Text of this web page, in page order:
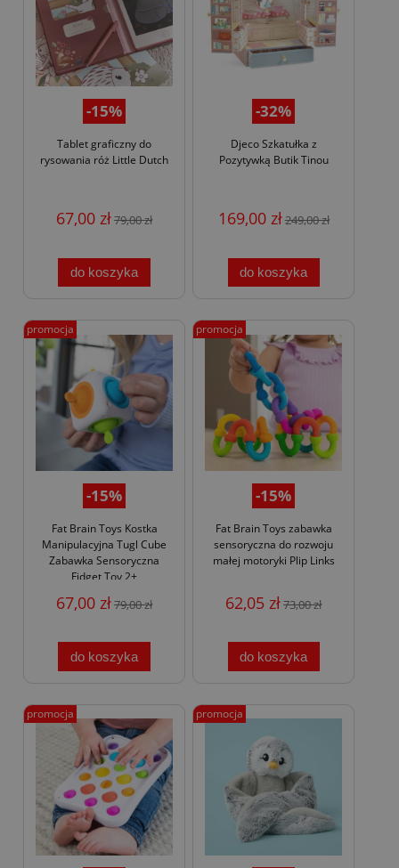
-15%
Tablet graficzny do
rysowania róż Little Dutch
67,00 zł79,00 zł
do koszyka
-32%
Djeco Szkatułka z
Pozytywką Butik Tinou
169,00 zł249,00 zł
do koszyka
-15%
Fat Brain Toys Kostka
Manipulacyjna Tugl Cube
Zabawka Sensoryczna
Fidget Toy 2+
67,00 zł79,00 zł
do koszyka
promocja
-15%
Fat Brain Toys zabawka
sensoryczna do rozwoju
małej motoryki Plip Links
62,05 zł73,00 zł
do koszyka
promocja
promocja promocja